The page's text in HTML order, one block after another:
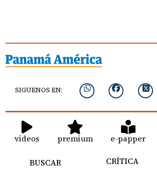
SIGUENOS EN:
videos premium e-papper
BUSCAR
CRÍTICA